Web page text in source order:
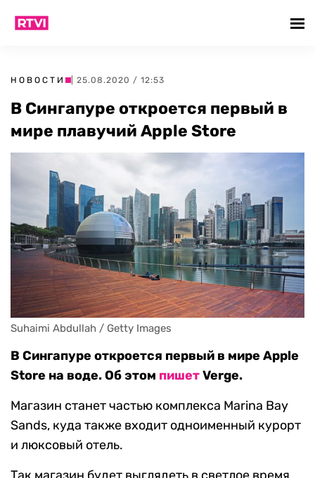
НОВОСТИ | 25.08.2020 / 12:53
В Сингапуре откроется первый в
мире плавучий Apple Store
Suhaimi Abdullah / Getty Images
В Сингапуре откроется первый в мире Apple
Store на воде. Об этом пишетVerge.
Магазин станет частью комплекса Marina Bay
Sands, куда также входит одноименный курорт
и люксовый отель.